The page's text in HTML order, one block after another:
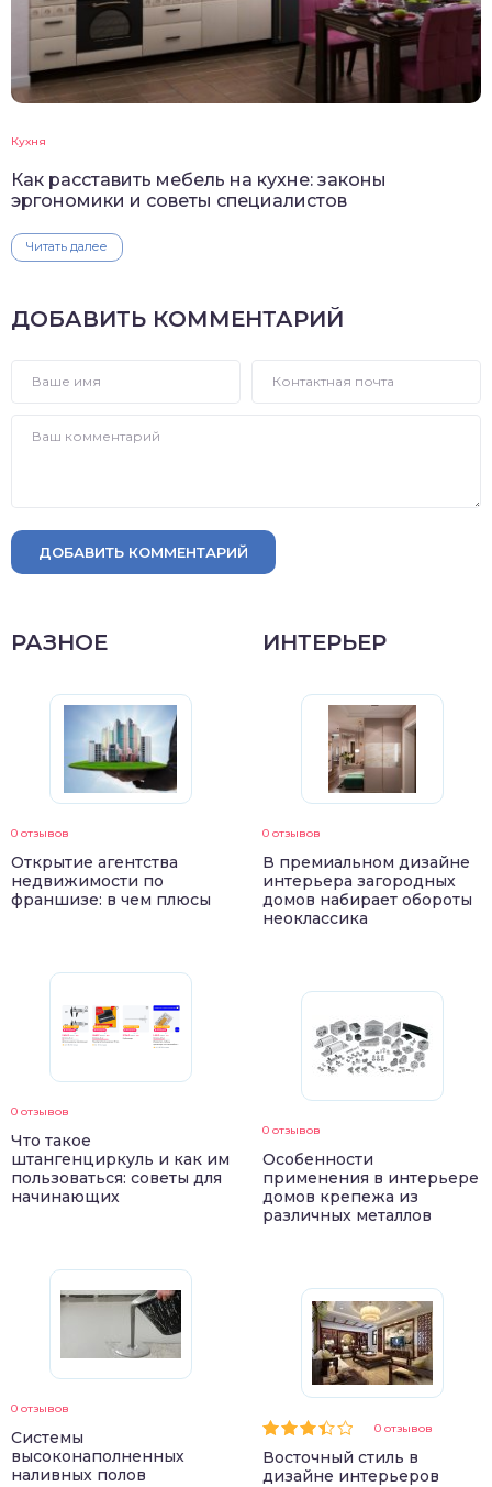
Кухня
Как расставить мебель на кухне: законы
эргономики и советы специалистов
Читать далее
ДОБАВИТЬ КОММЕНТАРИЙ
ДОБАВИТЬ КОММЕНТАРИЙ
РАЗНОЕ
0 отзывов
Открытие агентства
недвижимости по
франшизе: в чем плюсы
0 отзывов
Что такое
штангенциркуль и как им
пользоваться: советы для
начинающих
0 отзывов
Системы
высоконаполненных
наливных полов
ИНТЕРЬЕР
0 отзывов
В премиальном дизайне
интерьера загородных
домов набирает обороты
неоклассика
0 отзывов
Особенности
применения в интерьере
домов крепежа из
различных металлов
0 отзывов
Восточный стиль в
дизайне интерьеров